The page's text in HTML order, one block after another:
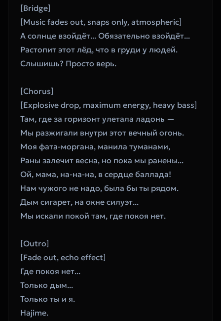
[Bridge]
[Music fades out, snaps only, atmospheric]
А солнце взойдёт... Обязательно взойдёт...
Растопит этот лёд, что в груди у людей.
Слышишь? Просто верь.
[Chorus]
[Explosive drop, maximum energy, heavy bass]
Там, где за горизонт улетала ладонь —
Мы разжигали внутри этот вечный огонь.
Моя фата-моргана, манила туманами,
Раны залечит весна, но пока мы ранены...
Ой, мама, на-на-на, в сердце баллада!
Нам чужого не надо, была бы ты рядом.
Дым сигарет, на окне силуэт...
Мы искали покой там, где покоя нет.
[Outro]
[Fade out, echo effect]
Где покоя нет...
Только дым...
Только ты и я.
Hajime.